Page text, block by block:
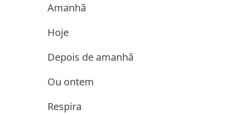
Amanhã
Hoje
Depois de amanhã
Ou ontem
Respira